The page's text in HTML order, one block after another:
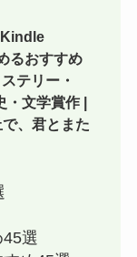
Kindle
るおすすめ
テリー・
・文学賞作 |
、君とまた
選